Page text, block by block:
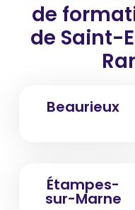
de
de Saint-
Beaurieux
Étampes-
sur-Marne